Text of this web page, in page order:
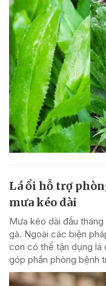
Lá ổi hỗ trợ
mưa kéo dài
Mưa kéo dài đầu
gà. Ngoài các biện
con có thể tận dụng lá
góp phần phòng bệnh